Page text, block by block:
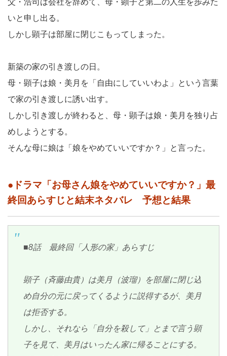
父・浩司は会社を辞めて、母・顕子と第二の人生を歩みた
いと申し出る。
しかし顕子は部屋に閉じこもってしまった。
新築の家の引き渡しの日。
母・顕子は娘・美月を「自由にしていいわよ」という言葉
で家の引き渡しに誘い出す。
しかし引き渡しが終わると、母・顕子は娘・美月を独り占
めしようとする。
そんな母に娘は「娘をやめていいですか？」と言った。
●ドラマ「お母さん娘をやめていいですか？」最
終回あらすじと結末ネタバレ 予想と結果
■8話 最終回「人形の家」あらすじ
顕子（斉藤由貴）は美月（波瑠）を部屋に閉じ込
め自分の元に戻ってくるように説得するが、美月
は拒否する。
しかし、それなら「自分を殺して」とまで言う顕
子を見て、美月はいったん家に帰ることにする。